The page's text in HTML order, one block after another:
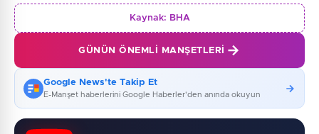
Kaynak: BHA
GÜNÜN ÖNEMLI MANŞETLERI
Google News'te Takip Et
E-Manşet haberlerini Google Haberler'den anında okuyun